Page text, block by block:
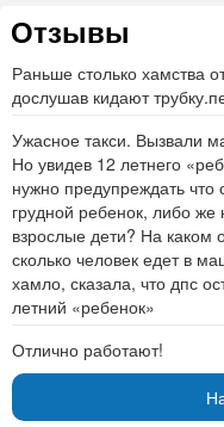
Отзывы
Раньше столько хамства
дослушав кидают
Ужасное такси. Вызвали
Но увидев 12 летнего
нужно предупреждать
грудной ребенок, либо
взрослые дети? На каком
сколько человек едет в
хамло, сказала, что дпс
летний «ребенок»
Отлично работают!